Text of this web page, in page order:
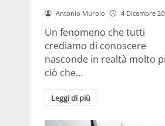
Antonio Murolo 4 Dicembre
Un fenomeno che tutti
crediamo di conoscere
nasconde in realtà molto
ciò che…
Leggi di più